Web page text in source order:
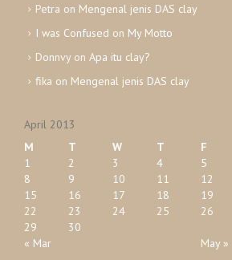
Petra on Mengenal jenis DAS clay
I was Confused on My Motto
Donnvy on Apa itu clay?
fika on Mengenal jenis DAS clay
April 2013
M
T W T F
« Mar May »
1 2 3 4 5
8
9 10 11 12
15
16 17 18 19
22
23 24 25 26
29
30